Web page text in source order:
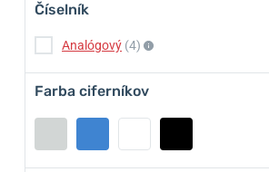
Číselník
Analógový (4)
Farba ciferníkov